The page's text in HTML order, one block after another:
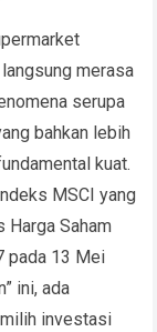
merasa
serupa
bahkan lebih
kuat.
MSCI yang
Harga Saham
pada 13 Mei
ini, ada
investasi